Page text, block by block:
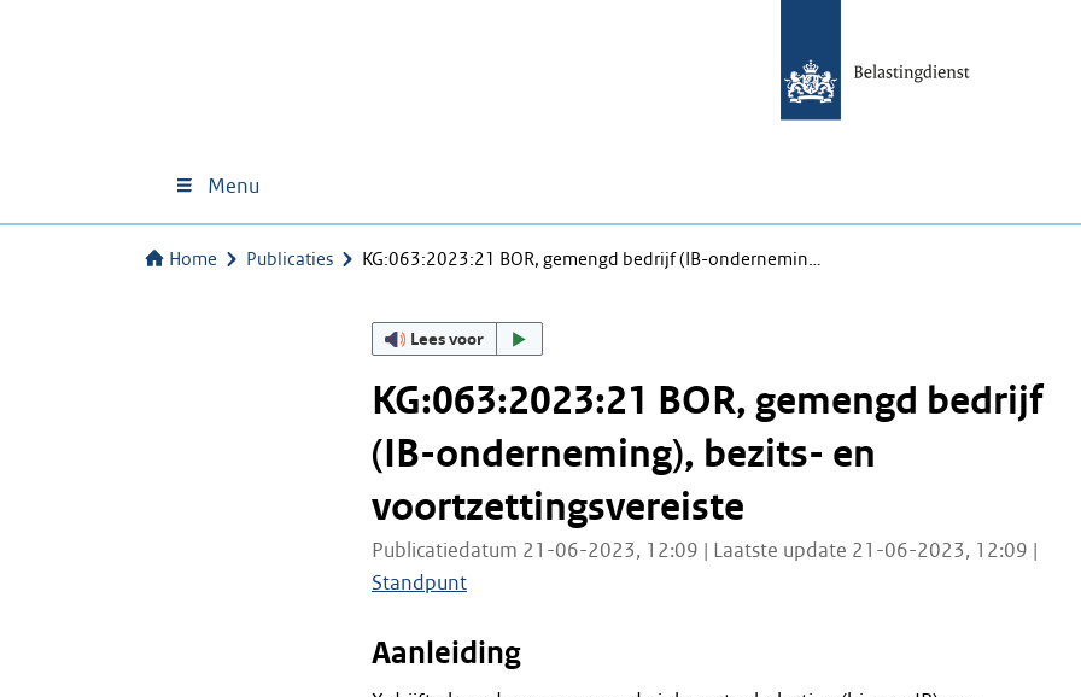
Menu
Home Publicaties KG:063:2023:21 BOR, gemengd bedrijf (IB-ondernemin…
Lees voor
KG:063:2023:21 BOR, gemengd bedrijf
(IB-onderneming), bezits- en
voortzettingsvereiste
Publicatiedatum 21-06-2023, 12:09 | Laatste update 21-06-2023, 12:09 |
Standpunt
Aanleiding